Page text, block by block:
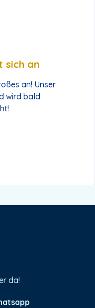
sich an
an! Unser
wird bald
da!